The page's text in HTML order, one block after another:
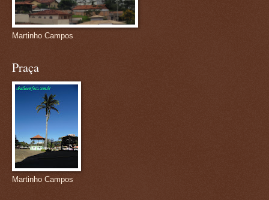
Martinho Campos
Praça
Martinho Campos